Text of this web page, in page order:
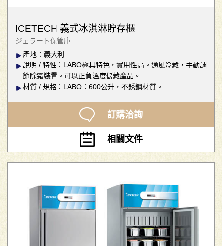
ICETECH 義式冰淇淋貯存櫃
ジェラート保管庫
產地：義大利
說明 / 特性：LABO極具特色，實用性高。通風冷藏，手動調
節除霜裝置。可以正負溫度儲藏產品。
材質 / 規格：LABO：600公升，不銹鋼材質。
訂購洽詢
相關文件